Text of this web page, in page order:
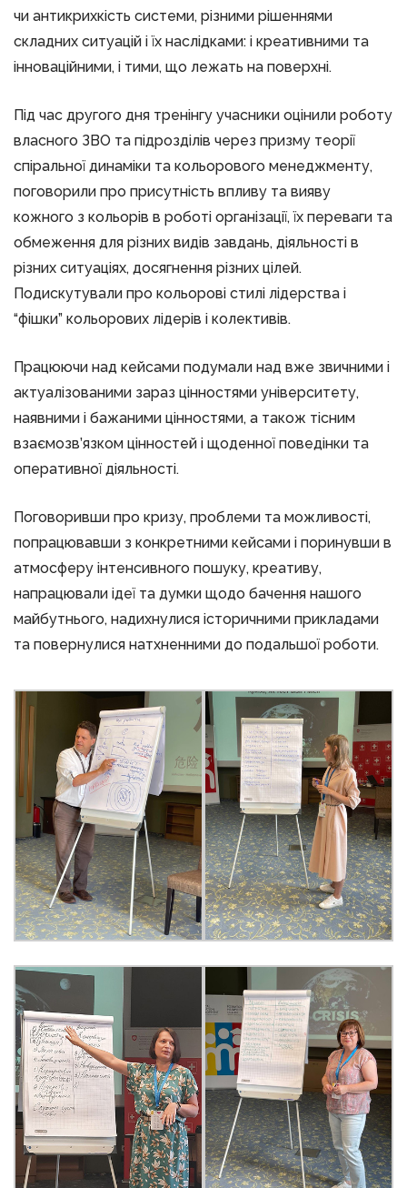
чи антикрихкість системи, різними рішеннями
складних ситуацій і їх наслідками: і креативними та
інноваційними, і тими, що лежать на поверхні.
Під час другого дня тренінгу учасники оцінили роботу
власного ЗВО та підрозділів через призму теорії
спіральної динаміки та кольорового менеджменту,
поговорили про присутність впливу та вияву
кожного з кольорів в роботі організації, їх переваги та
обмеження для різних видів завдань, діяльності в
різних ситуаціях, досягнення різних цілей.
Подискутували про кольорові стилі лідерства і
“фішки” кольорових лідерів і колективів.
Працюючи над кейсами подумали над вже звичними і
актуалізованими зараз цінностями університету,
наявними і бажаними цінностями, а також тісним
взаємозв’язком цінностей і щоденної поведінки та
оперативної діяльності.
Поговоривши про кризу, проблеми та можливості,
попрацювавши з конкретними кейсами і поринувши в
атмосферу інтенсивного пошуку, креативу,
напрацювали ідеї та думки щодо бачення нашого
майбутнього, надихнулися історичними прикладами
та повернулися натхненними до подальшої роботи.